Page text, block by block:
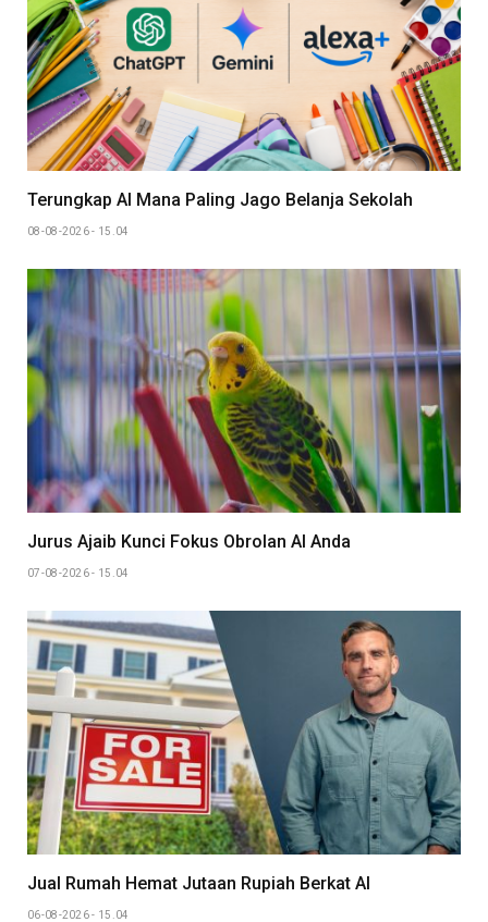
Terungkap AI Mana Paling Jago Belanja Sekolah
08-08-2026 - 15.04
Jurus Ajaib Kunci Fokus Obrolan AI Anda
07-08-2026 - 15.04
Jual Rumah Hemat Jutaan Rupiah Berkat AI
06-08-2026 - 15.04